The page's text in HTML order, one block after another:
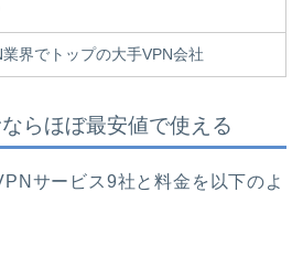
業界でトップの大手VPN会社
らほぼ最安値で使える
サービス9社と料金を以下のよ